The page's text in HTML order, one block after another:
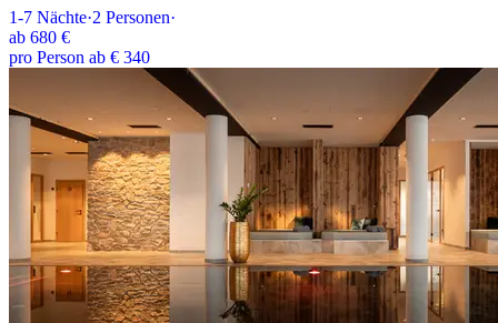
1-7 Nächte·2 Personen·
ab 680 €
pro Person ab € 340